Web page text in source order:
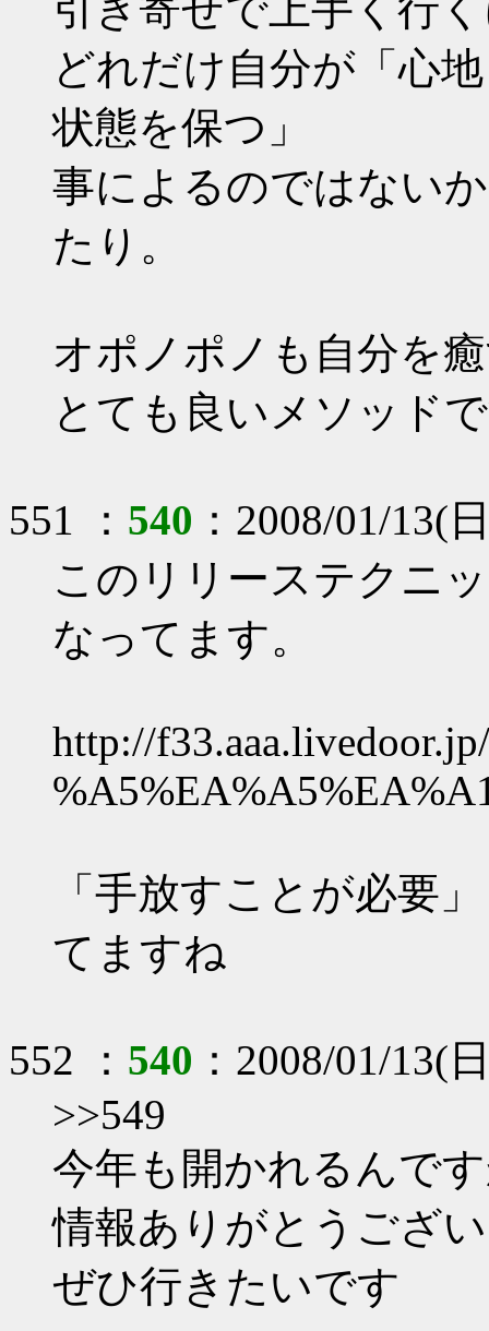
どれだけ自分が「心
状態を保つ」
事によるのではない
たり。
オポノポノも自分を
とても良いメソッド
551 ： 540 ：2008/01/13(
このリリーステクニ
なってます。
http://
「手放すことが必要
てますね
552 ： 540 ：2008/01/13(
>>549
今年も開かれるんで
情報ありがとうござ
ぜひ行きたいです